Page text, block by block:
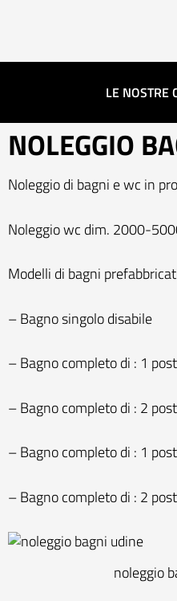
LE NOSTRE
NOLEGGIO
Noleggio di bagni e wc in
Noleggio wc dim. 2000-
Modelli di bagni
– Bagno singolo disabile
– Bagno completo di : 1
– Bagno completo di : 2
– Bagno completo di : 1
– Bagno completo di : 2
noleggio